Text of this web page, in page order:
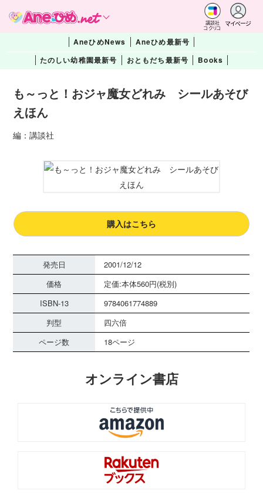
講談社
コクリコ
マイページ
AneひめNews
Aneひめ最新号
たのしい幼稚園最新号
おともだち最新号 Books
も～っと！おジャ魔女どれみ シールあそび
えほん
編：講談社
購入はこちら
発売日
2001/12/12
価格
定価:本体560円(税別)
ISBN-13
9784061774889
判型
四六倍
ページ数
18ページ
オンライン書店